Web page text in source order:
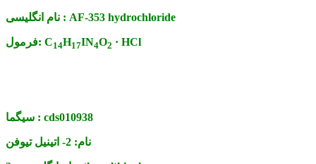
نام انگلیسی : AF-353 hydrochloride
فرمول: C14H17IN4O2 · HCl
سیگما : cds010938
نام: 2- اتینیل تیوفن